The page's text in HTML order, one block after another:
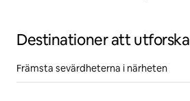
Destinationer att utforska
Främsta sevärdheterna i närheten